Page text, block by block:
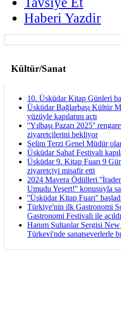
Haberi Yazdir
Kültür/Sanat
10. Üsküdar Kitap Günleri
Üsküdar Bağlarbaşı Kültür
yüzüyle kapılarını açtı
''Yılbaşı Pazarı 2025''
ziyaretçilerini bekliyor
Selim Terzi Genel Müdür
Üsküdar Sahaf Festivali
Üsküdar 9. Kitap Fuarı 9
ziyaretçiyi misafir etti
2024 Mavera Ödülleri
Umudu Yeşert!'' konusuyla
''Üsküdar Kitap Fuarı''
Türkiye'nin ilk Gastronomi
Gastronomi Festivali ile açıldı
Hanım Sultanlar Sergisi
Türkevi'nde sanatseverlerle